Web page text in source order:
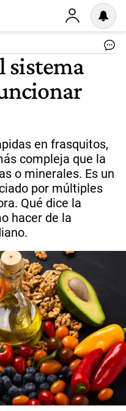
sistema
en frasquitos,
compleja que la
o minerales. Es un
por múltiples
Qué dice la
hacer de la